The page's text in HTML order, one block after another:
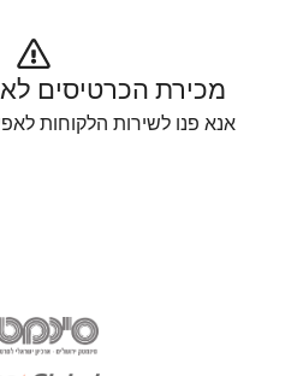
מכירת הכרטיסים
אנא פנו לשירות הלקוחות